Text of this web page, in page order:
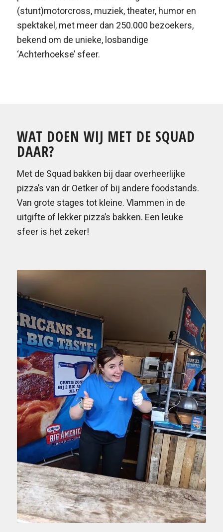
(stunt)motorcross, muziek, theater, humor en
spektakel, met meer dan 250.000 bezoekers,
bekend om de unieke, losbandige
‘Achterhoekse’ sfeer.
WAT DOEN WIJ MET DE SQUAD
DAAR?
Met de Squad bakken bij daar overheerlijke
pizza’s van dr Oetker of bij andere foodstands.
Van grote stages tot kleine. Vlammen in de
uitgifte of lekker pizza’s bakken. Een leuke
sfeer is het zeker!